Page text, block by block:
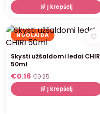
🛒 Į krepšelį
NUOLAIDA ♡
Skysti užšaldomi ledai
50ml
€0.16 €0.25
🛒 Į krepšelį